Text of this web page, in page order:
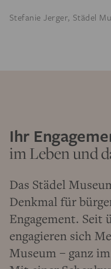
Stefanie Jerger, Städel
Ihr
im Leben und
Das Städel
Denkmal für
Engagement. Seit
engagieren sich
Museum – ganz